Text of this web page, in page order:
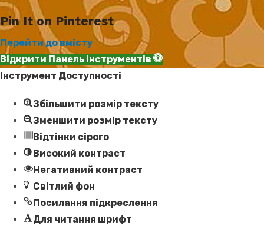
Pin It on Pinterest
Перейти до вмісту
Відкрити Панель інструментів
Інструмент Доступності
Збільшити розмір тексту
Зменшити розмір тексту
Відтінки сірого
Високий контраст
Негативний контраст
Світлий фон
Посилання підкреслення
Для читання шрифт